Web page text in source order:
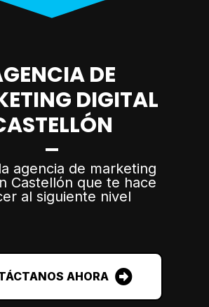
DE
DIGITAL
agencia de marketing
Castellón que te hace
al siguiente nivel
AHORA